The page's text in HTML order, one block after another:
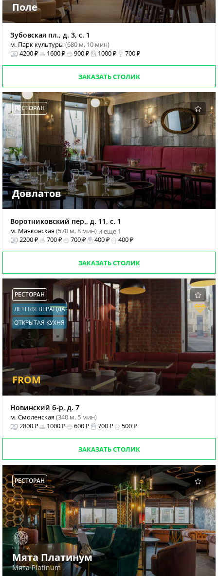
Поле
Зубовская пл., д. 3, с. 1
м. Парк культуры (680 м, 10 мин)
4200 ₽
1600 ₽ 900 ₽ 1000 ₽ 700 ₽
ЗАКАЗАТЬ СТОЛИК
РЕСТОРАН
Довлатов
Воротниковский пер., д. 11, с. 1
м. Маяковская(570 м, 8 мин) и еще 1
2200 ₽
700 ₽ 700 ₽ 400 ₽ 400 ₽
ЗАКАЗАТЬ СТОЛИК
РЕСТОРАН
ЛЕТНЯЯ ВЕРАНДА
ОТКРЫТАЯ КУХНЯ
FROM
Новинский б-р, д. 7
м. Смоленская(340 м, 5 мин)
2800 ₽
1000 ₽ 600 ₽ 700 ₽ 500 ₽
ЗАКАЗАТЬ СТОЛИК
РЕСТОРАН
Мята Платинум
Мята Platinum